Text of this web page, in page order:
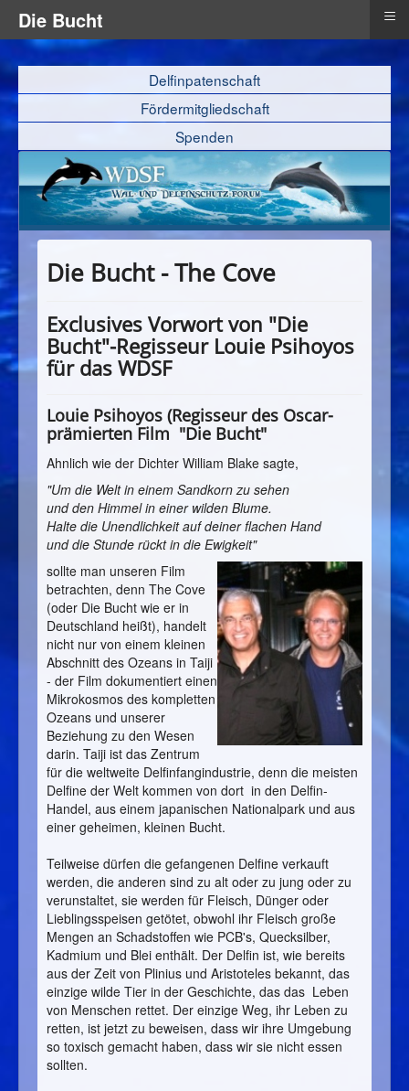
Delfinpatenschaft
Fördermitgliedschaft
Spenden
Die Bucht - The Cove
Exclusives Vorwort von "Die
Bucht"-Regisseur Louie Psihoyos
für das WDSF
Louie Psihoyos (Regisseur des Oscar-
prämierten Film "Die Bucht"
Ahnlich wie der Dichter William Blake sagte,
"Um die Welt in einem Sandkorn zu sehen
und den Himmel in einer wilden Blume.
Halte die Unendlichkeit auf deiner flachen Hand
und die Stunde rückt in die Ewigkeit"
sollte man unseren Film
betrachten, denn The Cove
(oder Die Bucht wie er in
Deutschland heißt), handelt
nicht nur von einem kleinen
Abschnitt des Ozeans in Taiji
- der Film dokumentiert einen
Mikrokosmos des kompletten
Ozeans und unserer
Beziehung zu den Wesen
darin. Taiji ist das Zentrum
für die weltweite Delfinfangindustrie, denn die meisten
Delfine der Welt kommen von dort in den Delfin-
Handel, aus einem japanischen Nationalpark und aus
einer geheimen, kleinen Bucht.
Teilweise dürfen die gefangenen Delfine verkauft
werden, die anderen sind zu alt oder zu jung oder zu
verunstaltet, sie werden für Fleisch, Dünger oder
Lieblingsspeisen getötet, obwohl ihr Fleisch große
Mengen an Schadstoffen wie PCB's, Quecksilber,
Kadmium und Blei enthält. Der Delfin ist, wie bereits
aus der Zeit von Plinius und Aristoteles bekannt, das
einzige wilde Tier in der Geschichte, das das Leben
von Menschen rettet. Der einzige Weg, ihr Leben zu
retten, ist jetzt zu beweisen, dass wir ihre Umgebung
so toxisch gemacht haben, dass wir sie nicht essen
sollten.
Die Bucht ≡